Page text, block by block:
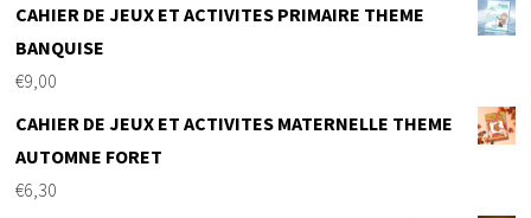
CAHIER DE JEUX ET ACTIVITES PRIMAIRE THEME
BANQUISE
€9,00
CAHIER DE JEUX ET ACTIVITES MATERNELLE THEME
AUTOMNE FORET
€6,30